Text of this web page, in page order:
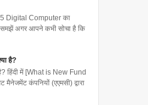
Digital Computer का
अगर आपने कभी सोचा है कि
है?
हिंदी में [What is New Fund
कंपनियों (एएमसी) द्वारा